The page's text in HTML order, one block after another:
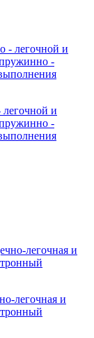
и
-
легочная и